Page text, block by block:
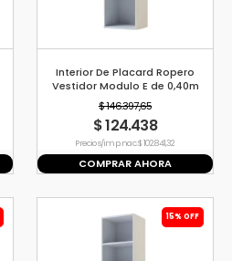
Interior De Placard Ropero
Vestidor Modulo E de 0,40m
$ 146.397,65
$ 124.438
Precio s/imp. nac. $ 102.841,32
COMPRAR AHORA
15% OFF